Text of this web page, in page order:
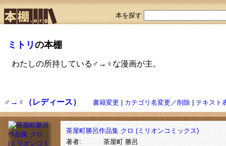
本を探す
ミトリの本棚
わたしの所持している♂→♀な漫画が主。
♂→♀（レディース） 書籍変更 カテゴリ名変更／削除| テキスト
茶屋町勝呂作品集 クロ (ミリオンコミックス)
著者:
茶屋町 勝呂